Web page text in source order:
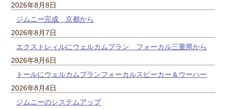
2026年8月8日
ジムニー完成 京都から
2026年8月7日
エクストレィルにウェルカムプラン フォーカル三重県から
2026年8月6日
トールにウェルカムプランフォーカルスピーカー＆ウーハー
2026年8月4日
ジムニーのシステムアップ